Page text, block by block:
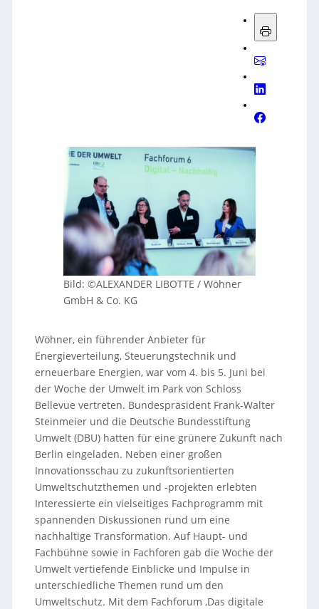
Bild: ©ALEXANDER LIBOTTE / Wöhner
GmbH & Co. KG
Wöhner, ein führender Anbieter für
Energieverteilung, Steuerungstechnik und
erneuerbare Energien, war vom 4. bis 5. Juni bei
der Woche der Umwelt im Park von Schloss
Bellevue vertreten. Bundespräsident Frank-Walter
Steinmeier und die Deutsche Bundesstiftung
Umwelt (DBU) hatten für eine grünere Zukunft nach
Berlin eingeladen. Neben einer großen
Innovationsschau zu zukunftsorientierten
Umweltschutzthemen und -projekten erlebten
Interessierte ein vielseitiges Fachprogramm mit
spannenden Diskussionen rund um eine
nachhaltige Transformation. Auf Haupt- und
Fachbühne sowie in Fachforen gab die Woche der
Umwelt vertiefende Einblicke und Impulse in
unterschiedliche Themen rund um den
Umweltschutz. Mit dem Fachforum ‚Das digitale